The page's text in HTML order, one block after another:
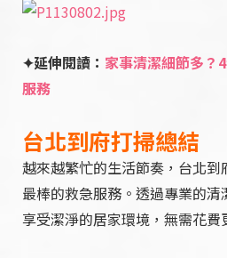
✦延伸閱讀： 家事清潔細節多？
服務
台北到府打掃總結
越來越繁忙的生活節奏，台北
最棒的救急服務。透過專業的
享受潔淨的居家環境，無需花費